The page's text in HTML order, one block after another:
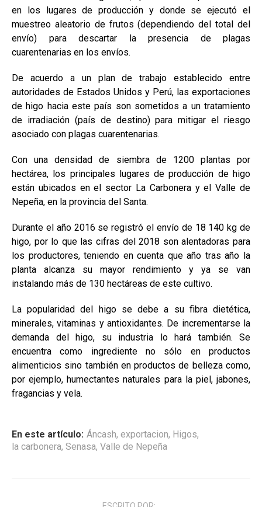
en los lugares de producción y donde se ejecutó el
muestreo aleatorio de frutos (dependiendo del total del
envío) para descartar la presencia de plagas
cuarentenarias en los envíos.
De acuerdo a un plan de trabajo establecido entre
autoridades de Estados Unidos y Perú, las exportaciones
de higo hacia este país son sometidos a un tratamiento
de irradiación (país de destino) para mitigar el riesgo
asociado con plagas cuarentenarias.
Con una densidad de siembra de 1200 plantas por
hectárea, los principales lugares de producción de higo
están ubicados en el sector La Carbonera y el Valle de
Nepeña, en la provincia del Santa.
Durante el año 2016 se registró el envío de 18 140 kg de
higo, por lo que las cifras del 2018 son alentadoras para
los productores, teniendo en cuenta que año tras año la
planta alcanza su mayor rendimiento y ya se van
instalando más de 130 hectáreas de este cultivo.
La popularidad del higo se debe a su fibra dietética,
minerales, vitaminas y antioxidantes. De incrementarse la
demanda del higo, su industria lo hará también. Se
encuentra como ingrediente no sólo en productos
alimenticios sino también en productos de belleza como,
por ejemplo, humectantes naturales para la piel, jabones,
fragancias y vela.
En este artículo: Áncash, exportacion, Higos,
la carbonera, Senasa, Valle de Nepeña